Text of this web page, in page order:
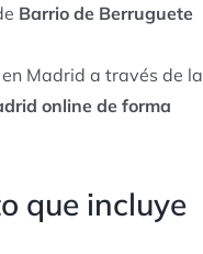
Barrio de Berruguete
Madrid a través de la
online de forma
que incluye